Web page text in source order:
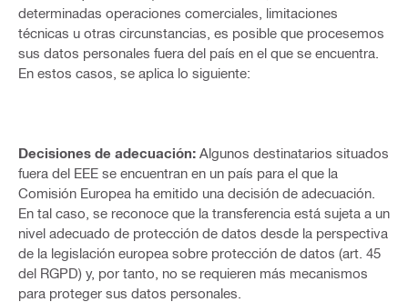
determinadas operaciones comerciales, limitaciones
técnicas u otras circunstancias, es posible que procesemos
sus datos personales fuera del país en el que se encuentra.
En estos casos, se aplica lo siguiente:
Decisiones de adecuación: Algunos destinatarios situados
fuera del EEE se encuentran en un país para el que la
Comisión Europea ha emitido una decisión de adecuación.
En tal caso, se reconoce que la transferencia está sujeta a un
nivel adecuado de protección de datos desde la perspectiva
de la legislación europea sobre protección de datos (art. 45
del RGPD) y, por tanto, no se requieren más mecanismos
para proteger sus datos personales.